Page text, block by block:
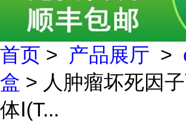
首页 > 产品展厅 >
盒 > 人肿瘤坏死因
体Ⅰ(T...